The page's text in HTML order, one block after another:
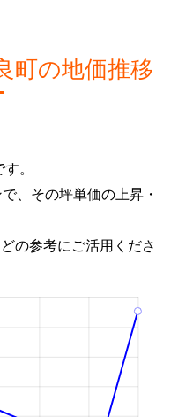
町の地価推移
。
、その坪単価の上昇・
の参考にご活用くださ